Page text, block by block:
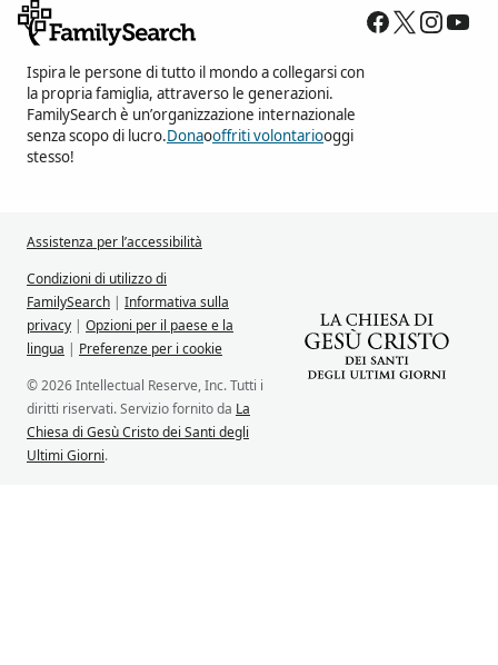
Ispira le persone di tutto il mondo a collegarsi con
la propria famiglia, attraverso le generazioni.
FamilySearch è un’organizzazione internazionale
senza scopo di lucro.Donaooffriti volontariooggi
stesso!
Assistenza per l’accessibilità
Condizioni di utilizzo di
FamilySearch | Informativa sulla
privacy | Opzioni per il paese e la
lingua | Preferenze per i cookie
© 2026 Intellectual Reserve, Inc. Tutti i
diritti riservati. Servizio fornito da La
Chiesa di Gesù Cristo dei Santi degli
Ultimi Giorni.